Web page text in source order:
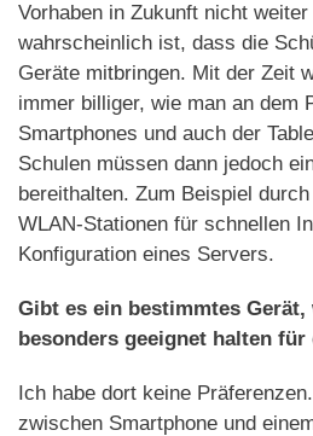
Vorhaben in Zukunft nicht
wahrscheinlich ist, dass die
Geräte mitbringen. Mit der Zeit
immer billiger, wie man an dem
Smartphones und auch der
Schulen müssen dann jedoch
bereithalten. Zum Beispiel
WLAN-Stationen für schnellen
Konfiguration eines Servers.
Gibt es ein bestimmtes Gerät,
besonders geeignet halten
Ich habe dort keine
zwischen Smartphone und